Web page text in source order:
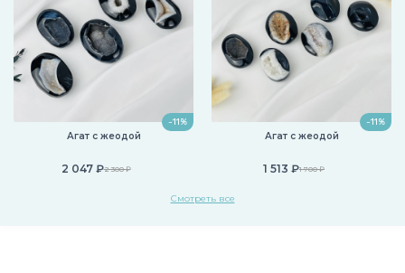
-11%
Агат с жеодой
2 300 ₽
2 047 ₽
-11%
Агат с жеодой
1 700 ₽
1 513 ₽
Смотреть все